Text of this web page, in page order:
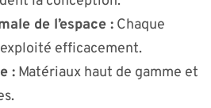
de l’espace : Chaque
efficacement.
: Matériaux haut de gamme et